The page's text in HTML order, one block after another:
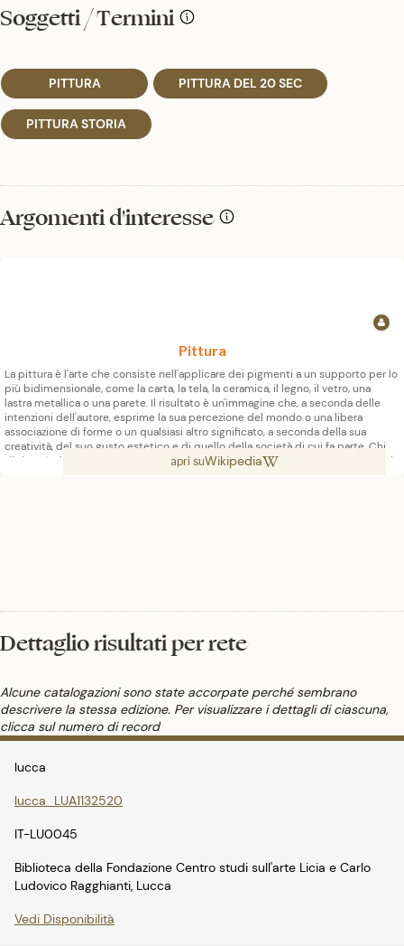
Soggetti / Termini
PITTURA PITTURA DEL 20 SEC
PITTURA STORIA
Argomenti d'interesse
Pittura
La pittura è l'arte che consiste nell'applicare dei pigmenti a un supporto per lo
più bidimensionale, come la carta, la tela, la ceramica, il legno, il vetro, una
lastra metallica o una parete. Il risultato è un'immagine che, a seconda delle
intenzioni dell'autore, esprime la sua percezione del mondo o una libera
associazione di forme o un qualsiasi altro significato, a seconda della sua
creatività, del suo gusto estetico e di quello della società di cui fa parte. Chi
dipinge è detto pittore o pittrice, mentre il prodotto finale è detto dipinto. Si
apri suWikipedia
Dettaglio risultati per rete
Alcune catalogazioni sono state accorpate perché sembrano
descrivere la stessa edizione. Per visualizzare i dettagli di ciascuna,
clicca sul numero di record
lucca
lucca_LUA1132520
IT-LU0045
Biblioteca della Fondazione Centro studi sull'arte Licia e Carlo
Ludovico Ragghianti, Lucca
Vedi Disponibilità